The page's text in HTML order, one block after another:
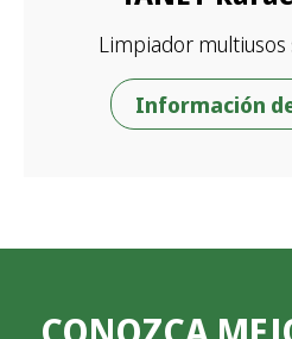
Limpiador multiusos
Información